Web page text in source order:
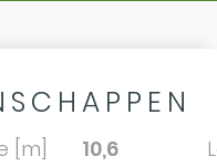
[m] 10,6